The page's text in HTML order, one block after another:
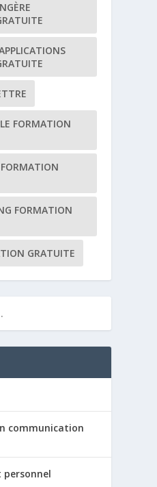
FORMATION
FORMATION
GRATUITE
communication
personnel